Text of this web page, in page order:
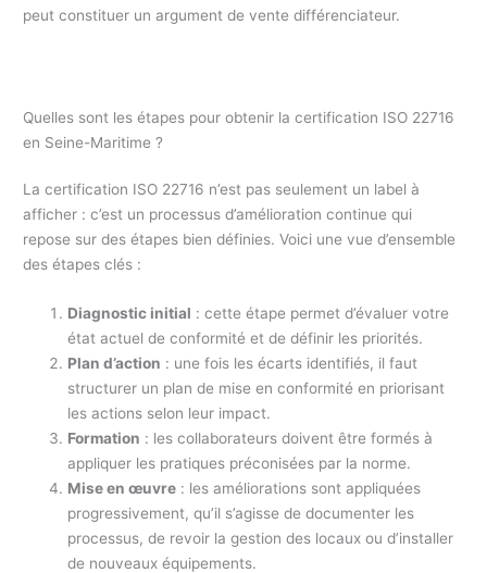
peut constituer un argument de vente différenciateur.
Quelles sont les étapes pour obtenir la certification ISO 22716
en Seine-Maritime ?
La certification ISO 22716 n’est pas seulement un label à
afficher : c’est un processus d’amélioration continue qui
repose sur des étapes bien définies. Voici une vue d’ensemble
des étapes clés :
Diagnostic initial : cette étape permet d’évaluer votre
état actuel de conformité et de définir les priorités.
Plan d’action : une fois les écarts identifiés, il faut
structurer un plan de mise en conformité en priorisant
les actions selon leur impact.
Formation : les collaborateurs doivent être formés à
appliquer les pratiques préconisées par la norme.
Mise en œuvre : les améliorations sont appliquées
progressivement, qu’il s’agisse de documenter les
processus, de revoir la gestion des locaux ou d’installer
de nouveaux équipements.